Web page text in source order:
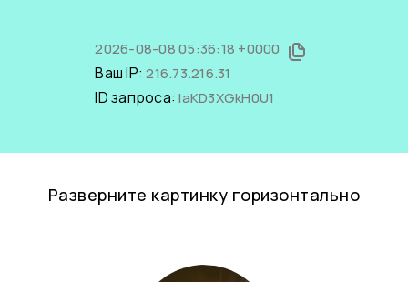
2026-08-08 05:36:18 +0000
Ваш IP:216.73.216.31
ID запроса:IaKD3XGkH0U1
Разверните картинку горизонтально